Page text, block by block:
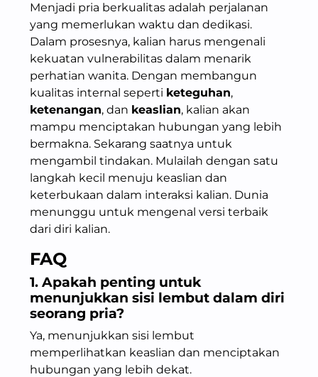
Menjadi pria berkualitas adalah perjalanan
yang memerlukan waktu dan dedikasi.
Dalam prosesnya, kalian harus mengenali
kekuatan vulnerabilitas dalam menarik
perhatian wanita. Dengan membangun
kualitas internal seperti keteguhan,
ketenangan, dan keaslian, kalian akan
mampu menciptakan hubungan yang lebih
bermakna. Sekarang saatnya untuk
mengambil tindakan. Mulailah dengan satu
langkah kecil menuju keaslian dan
keterbukaan dalam interaksi kalian. Dunia
menunggu untuk mengenal versi terbaik
dari diri kalian.
FAQ
1. Apakah penting untuk
menunjukkan sisi lembut dalam diri
seorang pria?
Ya, menunjukkan sisi lembut
memperlihatkan keaslian dan menciptakan
hubungan yang lebih dekat.